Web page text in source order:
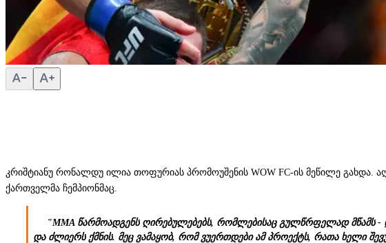
კრიშტიანუ რონალდუ ილია თოფურიას პრომოუშენის WOW FC-ის მეწილე
ქართველმა ჩემპიონმაც.
"MMA წარმოადგენს ღირებულებებს, რომლებისაც გულწრფელად მწამს -
და ძლიერს ქმნის. მეც ვამაყობ, რომ ვუერთდები ამ პროექტს, რათა ხელი